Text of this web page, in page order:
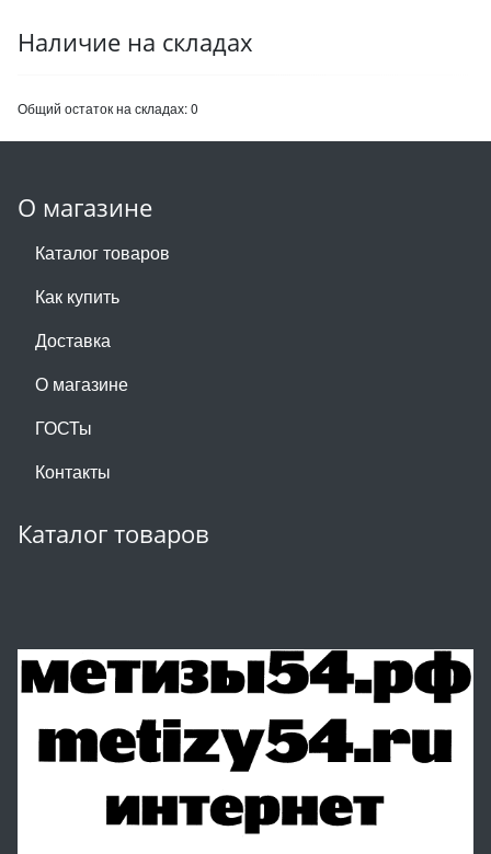
Наличие на складах
Общий остаток на складах:0
О магазине
Каталог товаров
Как купить
Доставка
О магазине
ГОСТы
Контакты
Каталог товаров